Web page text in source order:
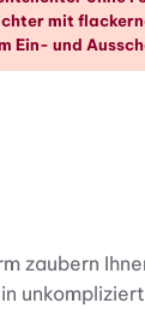
mit
Ein- und